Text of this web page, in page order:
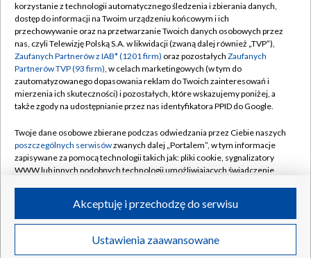
TVP
Abonament TVP
Emisja w TVP
Centrum informacji TVP
Naziemna Telewizja Cyfrowa
Rada Programowa
System NOS
Informacje o nadawcy
Program dla prasy
Ogłoszenie przetargowe
Regulamin TVP
Polityka prywatności
Moje zgody
Pomoc
Kontakt
Kanały
©2026 Telewizja Polska S.A. w likwidacji
korzystanie z technologii automatycznego śledzenia i zbierania danych,
dostęp do informacji na Twoim urządzeniu końcowym i ich
przechowywanie oraz na przetwarzanie Twoich danych osobowych przez
nas, czyli Telewizję Polską S.A. w likwidacji (zwaną dalej również „TVP”),
Zaufanych Partnerów z IAB* (1201 firm) oraz pozostałych Zaufanych
Partnerów TVP (93 firm), w celach marketingowych (w tym do
zautomatyzowanego dopasowania reklam do Twoich zainteresowań i
mierzenia ich skuteczności) i pozostałych, które wskazujemy poniżej, a
także zgody na udostępnianie przez nas identyfikatora PPID do Google.
Twoje dane osobowe zbierane podczas odwiedzania przez Ciebie naszych
poszczególnych serwisówzwanych dalej „Portalem”, w tym informacje
zapisywane za pomocą technologii takich jak: pliki cookie, sygnalizatory
WWW lub innych podobnych technologii umożliwiających świadczenie
ruchu w Internecie.
Twoje dane osobowe zbierane podczas odwiedzania przez Ciebie
poszczególnych serwisówna Portalu, takie jak adresy IP, identyfikatory
Ustawienia zaawansowane
Akceptuję i przechodzę do serwisu